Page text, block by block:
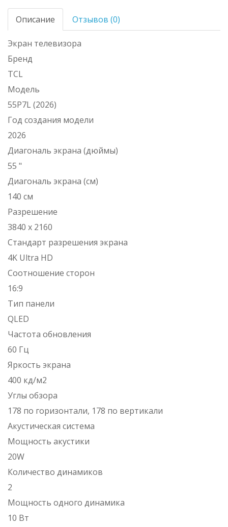
Описание Отзывов (0)
Экран телевизора
Бренд
TCL
Модель
55P7L (2026)
Год создания модели
2026
Диагональ экрана (дюймы)
55 "
Диагональ экрана (см)
140 см
Разрешение
3840 x 2160
Стандарт разрешения экрана
4K Ultra HD
Соотношение сторон
16:9
Тип панели
QLED
Частота обновления
60 Гц
Яркость экрана
400 кд/м2
Углы обзора
178 по горизонтали, 178 по вертикали
Акустическая система
Мощность акустики
20W
Количество динамиков
2
Мощность одного динамика
10 Вт